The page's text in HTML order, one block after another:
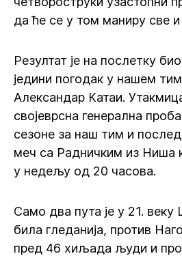
да ће се у том маниру све и
Резултат је на послетку
једини погодак у нашем
Александар Катаи.
својеврсна генерална
сезоне за наш тим и
меч са Радничким из Ниша
у недељу од 20 часова.
Само два пута је у 21. веку
била гледанија, против
пред 46 хиљада људи и